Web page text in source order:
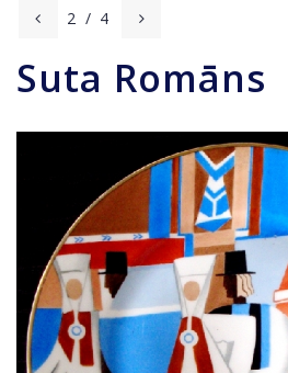
2 / 4
Suta Romāns